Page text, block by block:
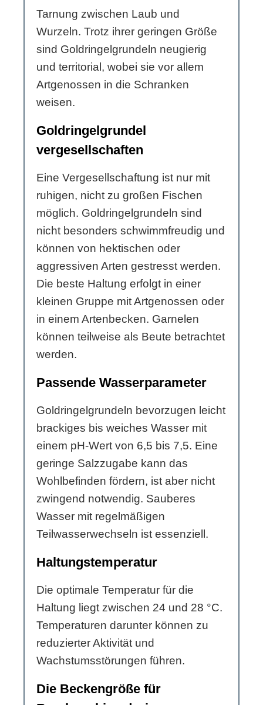
Tarnung zwischen Laub und
Wurzeln. Trotz ihrer geringen Größe
sind Goldringelgrundeln neugierig
und territorial, wobei sie vor allem
Artgenossen in die Schranken
weisen.
Goldringelgrundel
vergesellschaften
Eine Vergesellschaftung ist nur mit
ruhigen, nicht zu großen Fischen
möglich. Goldringelgrundeln sind
nicht besonders schwimmfreudig und
können von hektischen oder
aggressiven Arten gestresst werden.
Die beste Haltung erfolgt in einer
kleinen Gruppe mit Artgenossen oder
in einem Artenbecken. Garnelen
können teilweise als Beute betrachtet
werden.
Passende Wasserparameter
Goldringelgrundeln bevorzugen leicht
brackiges bis weiches Wasser mit
einem pH-Wert von 6,5 bis 7,5. Eine
geringe Salzzugabe kann das
Wohlbefinden fördern, ist aber nicht
zwingend notwendig. Sauberes
Wasser mit regelmäßigen
Teilwasserwechseln ist essenziell.
Haltungstemperatur
Die optimale Temperatur für die
Haltung liegt zwischen 24 und 28 °C.
Temperaturen darunter können zu
reduzierter Aktivität und
Wachstumsstörungen führen.
Die Beckengröße für